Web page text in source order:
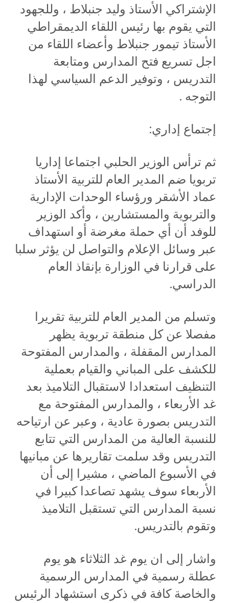
الإشتراكي الأستاذ وليد جنبلاط ، وللجهود
التي يقوم بها رئيس اللقاء الديمقراطي
الأستاذ تيمور جنبلاط وأعضاء اللقاء من
اجل تسريع فتح المدارس ومتابعة
التدريس ، وتوفير الدعم السياسي لهذا
التوجه .
إجتماع إداري:
ثم ترأس الوزير الحلبي اجتماعا إداريا
تربويا ضم المدير العام للتربية الأستاذ
عماد الأشقر ورؤساء الوحدات الإدارية
والتربوية والمستشارين ، وأكد الوزير
للوفد أن أي حملة مغرضة أو استهداف
عبر وسائل الإعلام والتواصل لن يؤثر سلبا
على قرارنا في الوزارة بإنقاذ العام
الدراسي.
وتسلم من المدير العام للتربية تقريرا
مفصلا عن كل منطقة تربوية يظهر
المدارس المقفلة ، والمدارس المفتوحة
للكشف على المباني والقيام بعملية
التنظيف استعدادا لاستقبال التلاميذ بعد
غد الأربعاء ، والمدارس المفتوحة مع
التدريس بصورة عادية ، وعبر عن ارتياحه
للنسبة العالية من المدارس التي تتابع
التدريس وقد سلمت تقاريرها عن مبانيها
في الأسبوع الماضي ، مشيرا إلى أن
الأربعاء سوف يشهد تصاعدا كبيرا في
نسبة المدارس التي تستقبل التلاميذ
وتقوم بالتدريس.
واشار إلى ان يوم غد الثلاثاء هو يوم
عطلة رسمية في المدارس الرسمية
والخاصة كافة في ذكرى استشهاد الرئيس